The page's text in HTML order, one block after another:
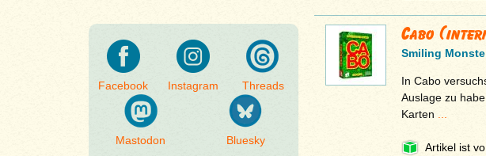
Facebook Instagram Threads
Mastodon Bluesky
Cabo
Smiling
In Cabo
Auslage zu
Karten ...
Artikel ist